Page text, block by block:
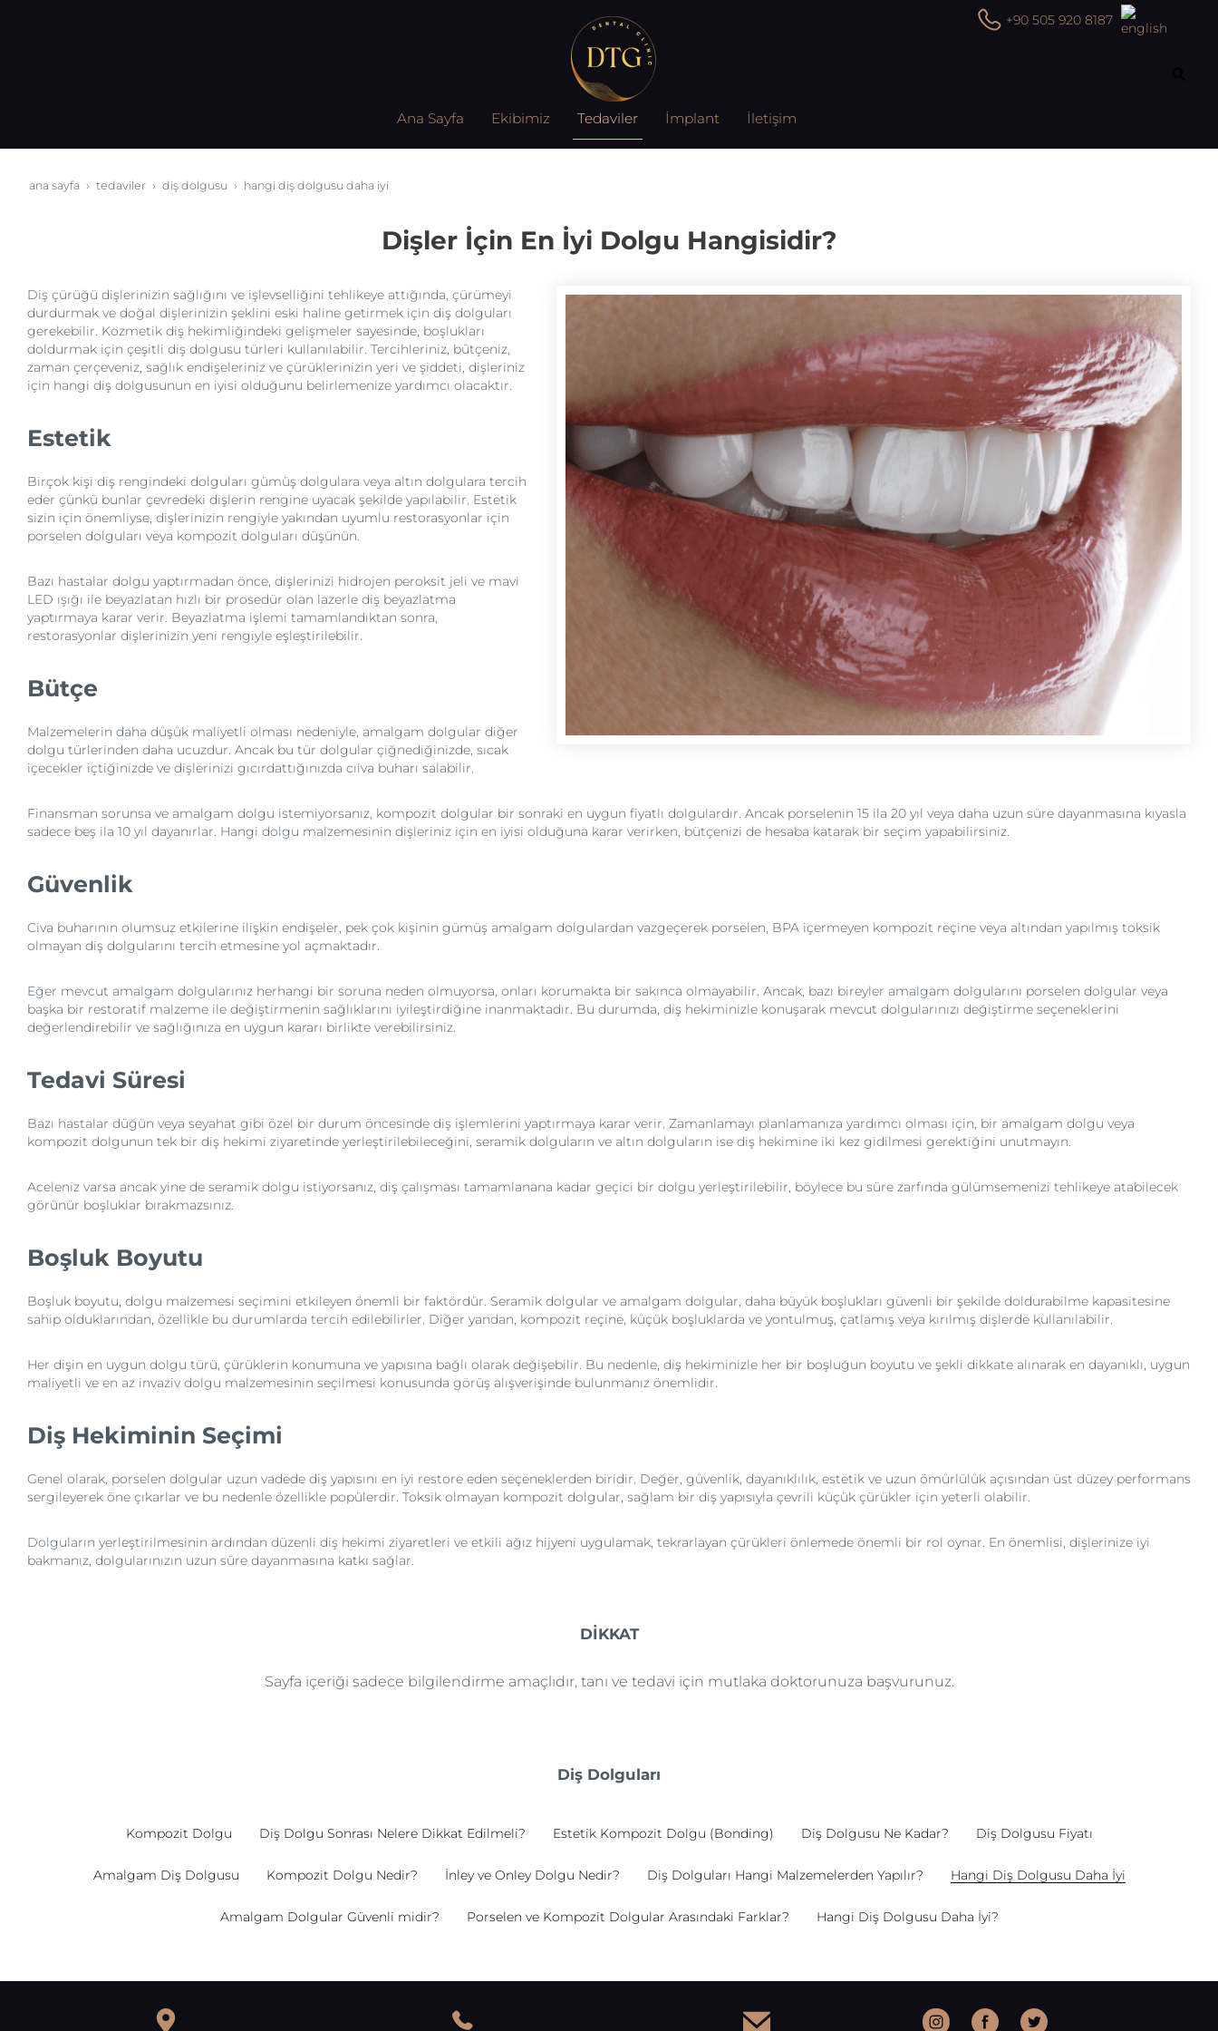
+90 505 920 8187
Ana Sayfa Ekibimiz Tedaviler İmplant İletişim
ana sayfa tedaviler diş dolgusu hangi diş dolgusu daha i̇yi
Dişler İçin En İyi Dolgu Hangisidir?
Diş çürüğü dişlerinizin sağlığını ve işlevselliğini tehlikeye attığında, çürümeyi
durdurmak ve doğal dişlerinizin şeklini eski haline getirmek için diş dolguları
gerekebilir. Kozmetik diş hekimliğindeki gelişmeler sayesinde, boşlukları
doldurmak için çeşitli diş dolgusu türleri kullanılabilir. Tercihleriniz, bütçeniz,
zaman çerçeveniz, sağlık endişeleriniz ve çürüklerinizin yeri ve şiddeti, dişleriniz
için hangi diş dolgusunun en iyisi olduğunu belirlemenize yardımcı olacaktır.
Estetik
Birçok kişi diş rengindeki dolguları gümüş dolgulara veya altın dolgulara tercih
eder çünkü bunlar çevredeki dişlerin rengine uyacak şekilde yapılabilir. Estetik
sizin için önemliyse, dişlerinizin rengiyle yakından uyumlu restorasyonlar için
porselen dolguları veya kompozit dolguları düşünün.
Bazı hastalar dolgu yaptırmadan önce, dişlerinizi hidrojen peroksit jeli ve mavi
LED ışığı ile beyazlatan hızlı bir prosedür olan lazerle diş beyazlatma
yaptırmaya karar verir. Beyazlatma işlemi tamamlandıktan sonra,
restorasyonlar dişlerinizin yeni rengiyle eşleştirilebilir.
Bütçe
Malzemelerin daha düşük maliyetli olması nedeniyle, amalgam dolgular diğer
dolgu türlerinden daha ucuzdur. Ancak bu tür dolgular çiğnediğinizde, sıcak
içecekler içtiğinizde ve dişlerinizi gıcırdattığınızda cıiva buharı salabilir.
Finansman sorunsa ve amalgam dolgu istemiyorsanız, kompozit dolgular bir sonraki en uygun fiyatlı dolgulardır. Ancak porselenin 15 ila 20 yıl veya daha uzun süre dayanmasına kıyasla
sadece beş ila 10 yıl dayanırlar. Hangi dolgu malzemesinin dişleriniz için en iyisi olduğuna karar verirken, bütçenizi de hesaba katarak bir seçim yapabilirsiniz.
Güvenlik
Civa buharının olumsuz etkilerine ilişkin endişeler, pek çok kişinin gümüş amalgam dolgulardan vazgeçerek porselen, BPA içermeyen kompozit reçine veya altından yapılmış toksik
olmayan diş dolgularını tercih etmesine yol açmaktadır.
Eğer mevcut amalgam dolgularınız herhangi bir soruna neden olmuyorsa, onları korumakta bir sakınca olmayabilir. Ancak, bazı bireyler amalgam dolgularını porselen dolgular veya
başka bir restoratif malzeme ile değiştirmenin sağlıklarını iyileştirdiğine inanmaktadır. Bu durumda, diş hekiminizle konuşarak mevcut dolgularınızı değiştirme seçeneklerini
değerlendirebilir ve sağlığınıza en uygun kararı birlikte verebilirsiniz.
Tedavi Süresi
Bazı hastalar düğün veya seyahat gibi özel bir durum öncesinde diş işlemlerini yaptırmaya karar verir. Zamanlamayı planlamanıza yardımcı olması için, bir amalgam dolgu veya
kompozit dolgunun tek bir diş hekimi ziyaretinde yerleştirilebileceğini, seramik dolguların ve altın dolguların ise diş hekimine iki kez gidilmesi gerektiğini unutmayın.
Aceleniz varsa ancak yine de seramik dolgu istiyorsanız, diş çalışması tamamlanana kadar geçici bir dolgu yerleştirilebilir, böylece bu süre zarfında gülümsemenizi tehlikeye atabilecek
görünür boşluklar bırakmazsınız.
Boşluk Boyutu
Boşluk boyutu, dolgu malzemesi seçimini etkileyen önemli bir faktördür. Seramik dolgular ve amalgam dolgular, daha büyük boşlukları güvenli bir şekilde doldurabilme kapasitesine
sahip olduklarından, özellikle bu durumlarda tercih edilebilirler. Diğer yandan, kompozit reçine, küçük boşluklarda ve yontulmuş, çatlamış veya kırılmış dişlerde kullanılabilir.
Her dişin en uygun dolgu türü, çürüklerin konumuna ve yapısına bağlı olarak değişebilir. Bu nedenle, diş hekiminizle her bir boşluğun boyutu ve şekli dikkate alınarak en dayanıklı, uygun
maliyetli ve en az invaziv dolgu malzemesinin seçilmesi konusunda görüş alışverişinde bulunmanız önemlidir.
Diş Hekiminin Seçimi
Genel olarak, porselen dolgular uzun vadede diş yapısını en iyi restore eden seçeneklerden biridir. Değer, güvenlik, dayanıklılık, estetik ve uzun ömürlülük açısından üst düzey performans
sergileyerek öne çıkarlar ve bu nedenle özellikle popülerdir. Toksik olmayan kompozit dolgular, sağlam bir diş yapısıyla çevrili küçük çürükler için yeterli olabilir.
Dolguların yerleştirilmesinin ardından düzenli diş hekimi ziyaretleri ve etkili ağız hijyeni uygulamak, tekrarlayan çürükleri önlemede önemli bir rol oynar. En önemlisi, dişlerinize iyi
bakmanız, dolgularınızın uzun süre dayanmasına katkı sağlar.
DİKKAT
Sayfa içeriği sadece bilgilendirme amaçlıdır, tanı ve tedavi için mutlaka doktorunuza başvurunuz.
Diş Dolguları
Kompozit Dolgu Diş Dolgu Sonrası Nelere Dikkat Edilmeli? Estetik Kompozit Dolgu (Bonding) Diş Dolgusu Ne Kadar? Diş Dolgusu Fiyatı
Amalgam Diş Dolgusu Kompozit Dolgu Nedir? İnley ve Onley Dolgu Nedir? Diş Dolguları Hangi Malzemelerden Yapılır? Hangi Diş Dolgusu Daha İyi
Amalgam Dolgular Güvenli midir? Porselen ve Kompozit Dolgular Arasındaki Farklar? Hangi Diş Dolgusu Daha İyi?